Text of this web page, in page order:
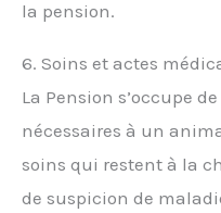
la pension.
6. Soins et actes
La Pension s’occupe
nécessaires à un
soins qui restent à la
de suspicion de